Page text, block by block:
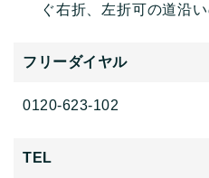
ぐ右折、左折可の道沿い
フリーダイヤル
0120-623-102
TEL